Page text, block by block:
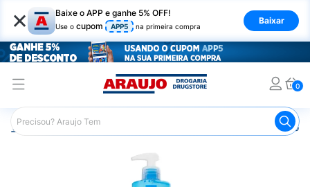
× Baixe o APP e ganhe 5% OFF!
Use o cupom APP5 na primeira compra
Baixar
0
Araujo Dermocosméticos Dermocosméticos para o